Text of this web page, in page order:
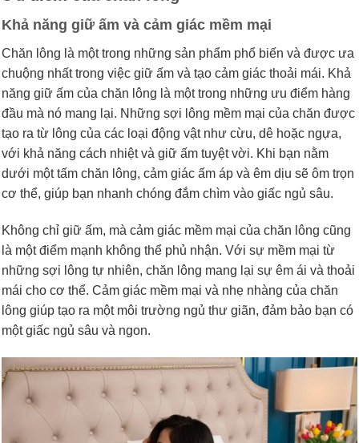
Khả năng giữ ấm và cảm giác mềm mại
Chăn lông là một trong những sản phẩm phổ biến và được ưa
chuộng nhất trong việc giữ ấm và tạo cảm giác thoải mái. Khả
năng giữ ấm của chăn lông là một trong những ưu điểm hàng
đầu mà nó mang lại. Những sợi lông mềm mại của chăn được
tạo ra từ lông của các loại động vật như cừu, dê hoặc ngựa,
với khả năng cách nhiệt và giữ ấm tuyệt vời. Khi bạn nằm
dưới một tấm chăn lông, cảm giác ấm áp và êm dịu sẽ ôm trọn
cơ thể, giúp bạn nhanh chóng đắm chìm vào giấc ngủ sâu.
Không chỉ giữ ấm, mà cảm giác mềm mại của chăn lông cũng
là một điểm mạnh không thể phủ nhận. Với sự mềm mại từ
những sợi lông tự nhiên, chăn lông mang lại sự êm ái và thoải
mái cho cơ thể. Cảm giác mềm mại và nhẹ nhàng của chăn
lông giúp tạo ra một môi trường ngủ thư giãn, đảm bảo bạn có
một giấc ngủ sâu và ngon.